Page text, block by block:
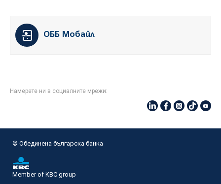
ОББ Мобайл
Намерете ни в социалните мрежи:
© Oбединена българска банка
Member of KBC group